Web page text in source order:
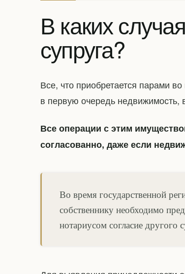
В каких
супруга?
Все, что приобретается парами
в первую очередь недвижимость,
Все операции с этим
согласованно, даже если
Во время государственной
собственнику необходимо
нотариусом согласие другого